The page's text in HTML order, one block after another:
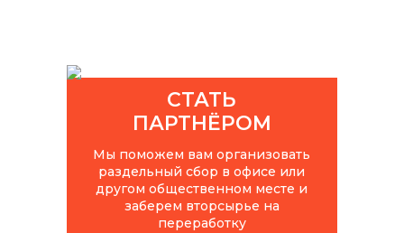
СТАТЬ
ПАРТНЁРОМ
Мы поможем вам организовать
раздельный сбор в офисе или
другом общественном месте и
заберем вторсырье на
переработку